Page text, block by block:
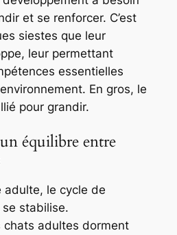
et se renforcer. C’est
siestes que leur
leur permettant
essentielles
En gros, le
pour grandir.
équilibre entre
adulte, le cycle de
se stabilise.
chats adultes dorment